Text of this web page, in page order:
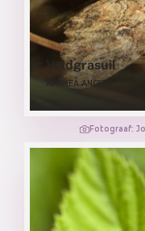
Veldgrasuil
APAMEA ANCEPS
Fotograaf: